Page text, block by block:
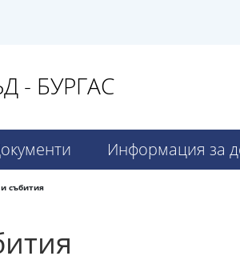
- БУРГАС
Информация за
събития